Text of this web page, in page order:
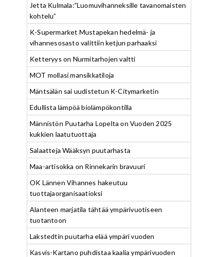
Jetta Kulmala:”Luomuvihanneksille tavanomaisten
kohtelu”
K-Supermarket Mustapekan hedelmä- ja
vihannesosasto valittiin ketjun parhaaksi
Ketteryys on Nurmitarhojen valtti
MOT mollasi mansikkatiloja
Mäntsälän sai uudistetun K-Citymarketin
Edullista lämpöä biolämpökontilla
Männistön Puutarha Lopelta on Vuoden 2025
kukkien laatutuottaja
Salaatteja Wääksyn puutarhasta
Maa-artisokka on Rinnekarin bravuuri
OK Lännen Vihannes hakeutuu
tuottajaorganisaatioksi
Alanteen marjatila tähtää ympärivuotiseen
tuotantoon
Lakstedtin puutarha elää ympäri vuoden
Kasvis-Kartano puhdistaa kaalia ympärivuoden